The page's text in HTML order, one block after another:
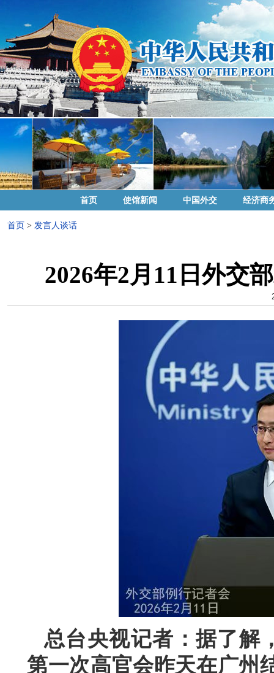
首页 使馆新闻 中国外交 经济商
首页 > 发言人谈话
2026年2月11日外交
总台央视记者：据了解
第一次高官会昨天在广州